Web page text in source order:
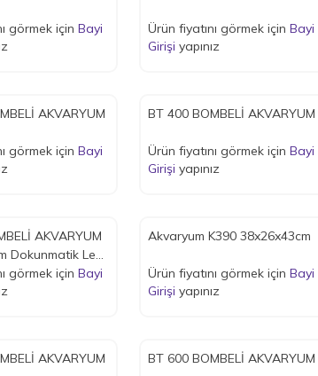
görmek için Bayi
Ürün fiyatını görmek için Bayi
Girişi yapınız
AKVARYUM
görmek için Bayi
BT 400 BOMBELİ AKVARYUM
Ürün fiyatını görmek için Bayi
Girişi yapınız
AKVARYUM
Dokunmatik Led
görmek için Bayi
Akvaryum K390 38x26x43cm
Ürün fiyatını görmek için Bayi
Girişi yapınız
BOMBELİ AKVARYUM BT 600 BOMBELİ AKVARYUM